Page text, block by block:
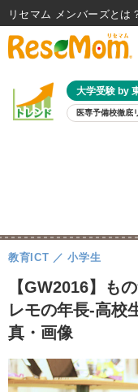
大学受験 by
医専予備校徹底
【GW2016】も
レモの年長-高校
真・画像
教育ICT 小学生
リセマム メンバーズ